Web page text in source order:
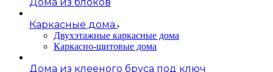
Каркасные дома
Двухэтажные каркасные дома
Каркасно-щитовые дома
Дома из клееного бруса под ключ